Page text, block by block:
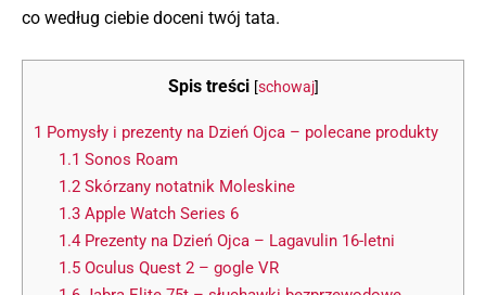
co według ciebie doceni twój tata.
Spis treści schowaj]
1 Pomysły i prezenty na Dzień Ojca – polecane produkty
1.1 Sonos Roam
1.2Skórzany notatnik Moleskine
1.3Apple Watch Series 6
1.4Prezenty na Dzień Ojca – Lagavulin 16-letni
1.5Oculus Quest 2 – gogle VR